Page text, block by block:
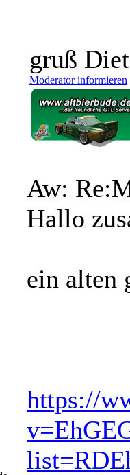
gruß
Moderator informieren
Aw:
Hallo
ein alten
https://